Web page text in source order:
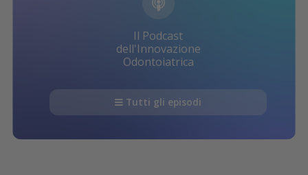
Il Podcast
dell'Innovazione
Odontoiatrica
Tutti gli episodi